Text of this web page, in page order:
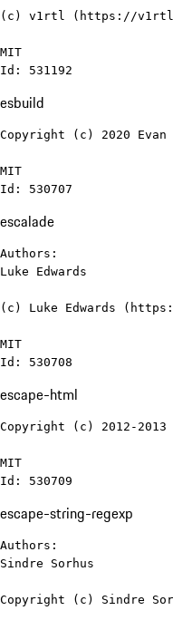
(c) v1rtl (https://
MIT
Id: 531192
esbuild
Copyright (c) 2020 Evan
MIT
Id: 530707
escalade
Authors:
Luke Edwards
(c) Luke Edwards
MIT
Id: 530708
escape-html
Copyright (c) 2012-2013
MIT
Id: 530709
escape-string-regexp
Authors:
Sindre Sorhus
Copyright (c) Sindre